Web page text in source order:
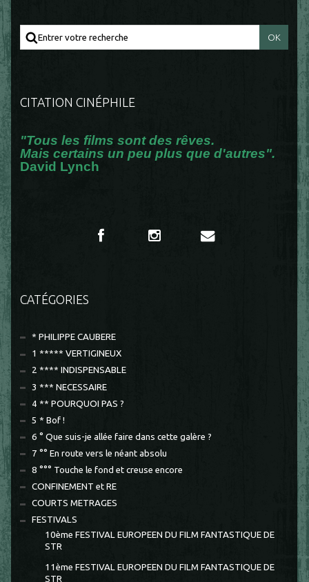
CITATION CINÉPHILE
"Tous les films sont des rêves.
Mais certains un peu plus que d'autres".
David Lynch
CATÉGORIES
* PHILIPPE CAUBERE
1 ***** VERTIGINEUX
2 **** INDISPENSABLE
3 *** NECESSAIRE
4 ** POURQUOI PAS ?
5 * Bof !
6 ° Que suis-je allée faire dans cette galère ?
7 °° En route vers le néant absolu
8 °°° Touche le fond et creuse encore
CONFINEMENT et RE
COURTS METRAGES
FESTIVALS
10ème FESTIVAL EUROPEEN DU FILM FANTASTIQUE DE
STR
11ème FESTIVAL EUROPEEN DU FILM FANTASTIQUE DE
STR